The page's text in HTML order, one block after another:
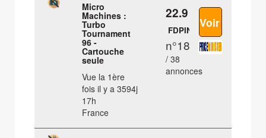
Micro
Machines :
Turbo
Tournament
96 -
Cartouche
seule
Vue la 1ère
fois il y a 3594j
17h
France
22.9 €
FDPIN
n°18
/ 38
annonces